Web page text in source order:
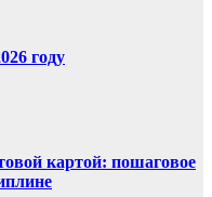
году
картой: пошаговое